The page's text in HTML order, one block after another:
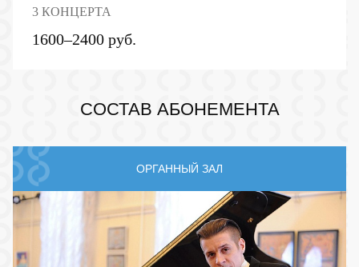
3 КОНЦЕРТА
1600–2400 руб.
СОСТАВ АБОНЕМЕНТА
ОРГАННЫЙ ЗАЛ